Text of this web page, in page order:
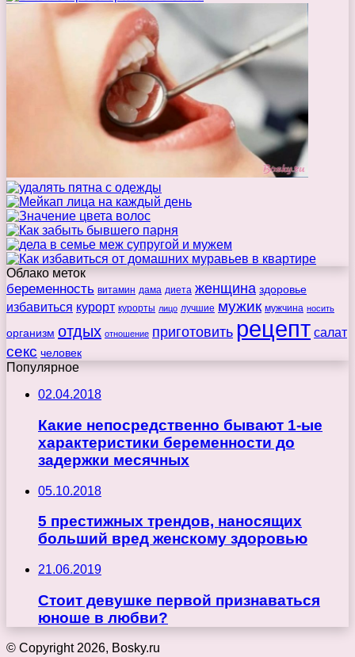
Облако меток
беременность витамин дама диета женщина здоровье
избавиться курорт курорты лицо лучшие мужик мужчина носить
организм отдых отношение приготовить рецепт салат
секс человек
Популярное
02.04.2018
Какие непосредственно бывают 1-ые
характеристики беременности до
задержки месячных
05.10.2018
5 престижных трендов, наносящих
больший вред женскому здоровью
21.06.2019
Стоит девушке первой признаваться
юноше в любви?
© Copyright 2026, Bosky.ru